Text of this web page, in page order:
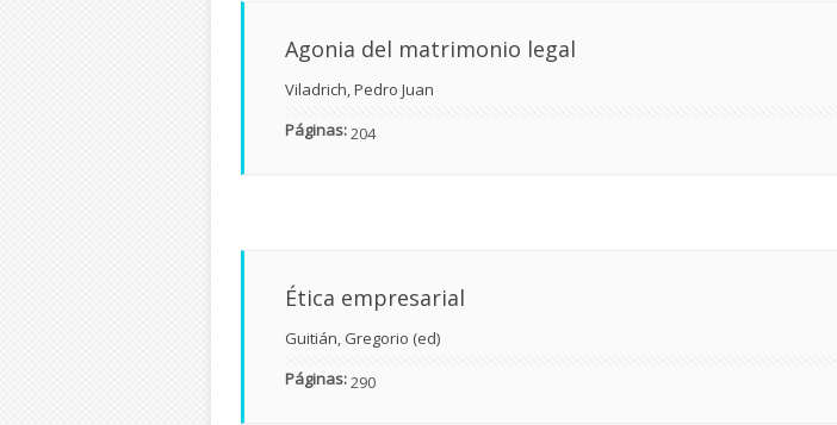
Agonia del matrimonio legal
Viladrich, Pedro Juan
Páginas:204
Ética empresarial
Guitián, Gregorio (ed)
Páginas:290